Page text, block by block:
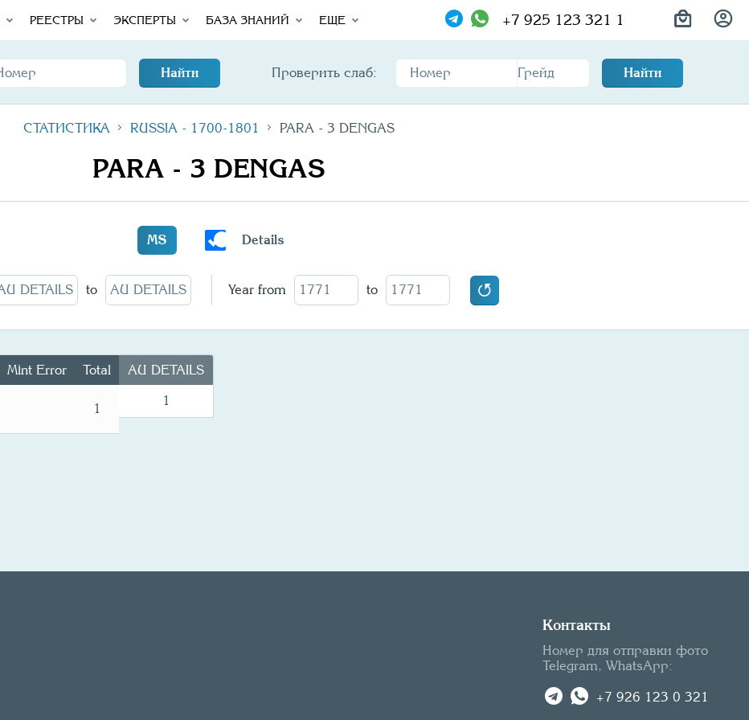
РЕЕСТРЫ ЭКСПЕРТЫ БАЗА ЗНАНИЙ ЕЩЕ +7 925 123 321 1
Найти Проверить слаб: Найти
СТАТИСТИКА RUSSIA - 1700-1801 PARA - 3 DENGAS
PARA - 3 DENGAS
MS Details
to Year from to
Mint Error Total
Mint Error
Total
1
AU DETAILS
1
Контакты
Номер для отправки фото
Telegram, WhatsApp:
+7 926 123 0 321